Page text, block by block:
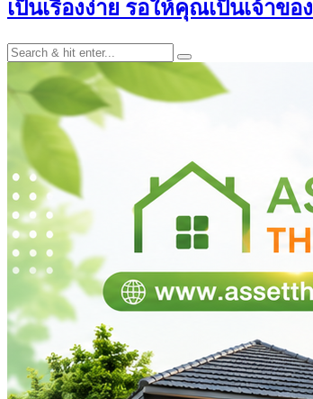
เป็นเรื่องง่าย รอให้คุณเป็นเจ้าของ